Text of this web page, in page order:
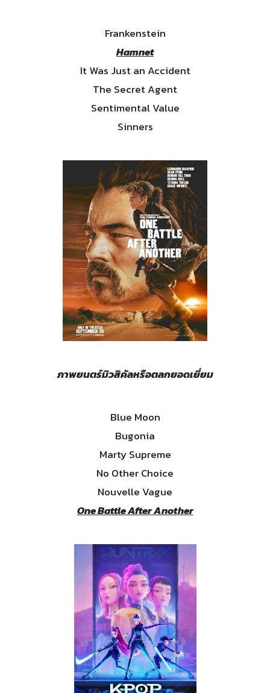
Frankenstein
Hamnet
It Was Just an Accident
The Secret Agent
Sentimental Value
Sinners
ภาพยนตร์มิวสิคัลหรือตลกยอดเยี่ยม
Blue Moon
Bugonia
Marty Supreme
No Other Choice
Nouvelle Vague
One Battle After Another